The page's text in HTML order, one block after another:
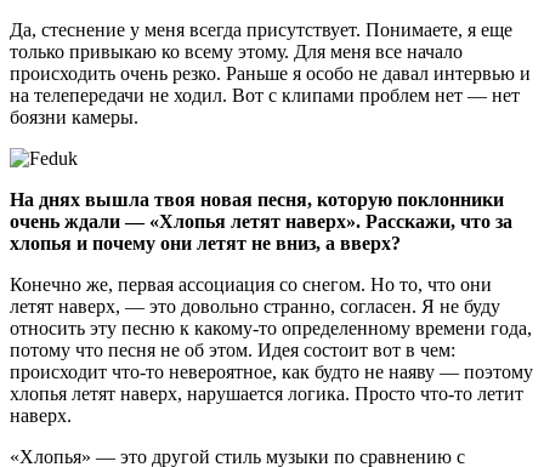
Да, стеснение у меня всегда присутствует. Понимаете, я еще
только привыкаю ко всему этому. Для меня все начало
происходить очень резко. Раньше я особо не давал интервью и
на телепередачи не ходил. Вот с клипами проблем нет — нет
боязни камеры.
На днях вышла твоя новая песня, которую поклонники
очень ждали — «Хлопья летят наверх». Расскажи, что за
хлопья и почему они летят не вниз, а вверх?
Конечно же, первая ассоциация со снегом. Но то, что они
летят наверх, — это довольно странно, согласен. Я не буду
относить эту песню к какому-то определенному времени года,
потому что песня не об этом. Идея состоит вот в чем:
происходит что-то невероятное, как будто не наяву — поэтому
хлопья летят наверх, нарушается логика. Просто что-то летит
наверх.
«Хлопья» — это другой стиль музыки по сравнению с